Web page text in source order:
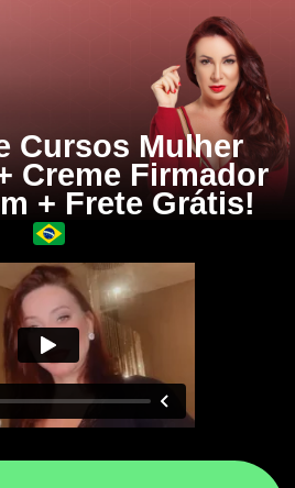
Cursos Mulher
Creme Firmador
+ Frete Grátis!